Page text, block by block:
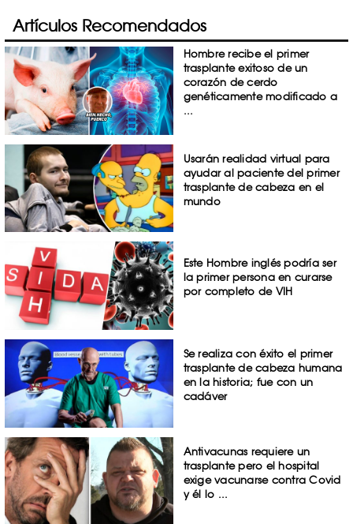
Artículos Recomendados
Hombre recibe el primer
trasplante exitoso de un
corazón de cerdo
genéticamente modificado a
...
Usarán realidad virtual para
ayudar al paciente del primer
trasplante de cabeza en el
mundo
Este Hombre inglés podría ser
la primer persona en curarse
por completo de VIH
Se realiza con éxito el primer
trasplante de cabeza humana
en la historia; fue con un
cadáver
Antivacunas requiere un
trasplante pero el hospital
exige vacunarse contra Covid
y él lo ...